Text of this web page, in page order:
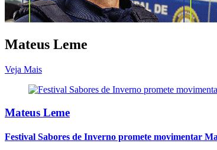
Mateus Leme
Veja Mais
Mateus Leme
Festival Sabores de Inverno promete movimentar